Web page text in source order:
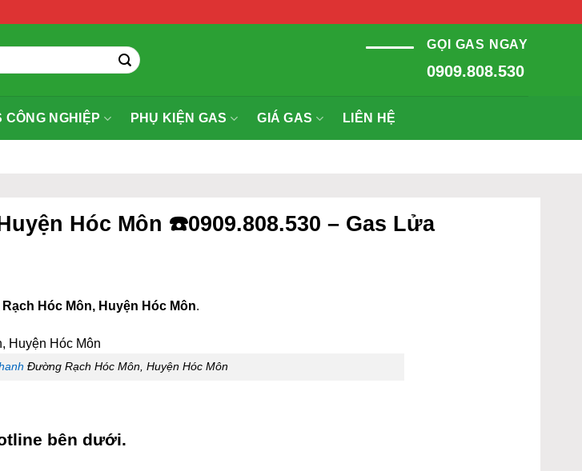
GỌI GAS NGAY
0909.808.530
CÔNG NGHIỆP PHỤ KIỆN GAS GIÁ GAS LIÊN HỆ
Hóc Môn ☎️0909.808.530 – Gas Lửa
Hóc Môn, Huyện Hóc Môn.
Đường Rạch Hóc Môn, Huyện Hóc Môn
bên dưới.